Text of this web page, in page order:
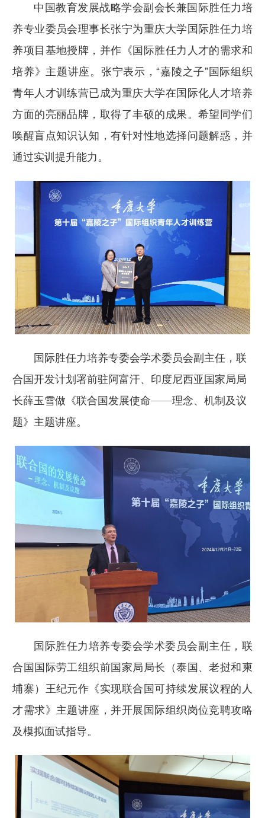
中国教育发展战略学会副会长兼国际胜任力培
养专业委员会理事长张宁为重庆大学国际胜任力培
养项目基地授牌，并作《国际胜任力人才的需求和
培养》主题讲座。张宁表示，“嘉陵之子”国际组织
青年人才训练营已成为重庆大学在国际化人才培养
方面的亮丽品牌，取得了丰硕的成果。希望同学们
唤醒盲点知识认知，有针对性地选择问题解惑，并
通过实训提升能力。
国际胜任力培养专委会学术委员会副主任，联
合国开发计划署前驻阿富汗、印度尼西亚国家局局
长薛玉雪做《联合国发展使命——理念、机制及议
题》主题讲座。
国际胜任力培养专委会学术委员会副主任，联
合国国际劳工组织前国家局局长（泰国、老挝和柬
埔寨）王纪元作《实现联合国可持续发展议程的人
才需求》主题讲座，并开展国际组织岗位竞聘攻略
及模拟面试指导。